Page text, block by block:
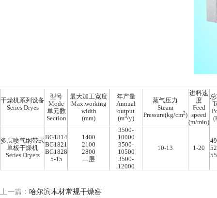
干燥机系列设备
Series Dryes
型号
Mode
单元数
Section
最大加工宽度
Max.working
width
(mm)
年产量
Annual
output
(m3/y)
蒸气压力
Steam
Pressure(kg/cm2)
进料速
度
Feed
speed
(m/min)
多层喷气纲带式
单板干燥机
Series Dryers
BG1814
BG1821
BG1828
5-15
1400
2100
2800
二层
3500-
10000
3500-
10500
3500-
12000
10-13 1-20
上一篇： 哈尔滨木材常规干燥窑